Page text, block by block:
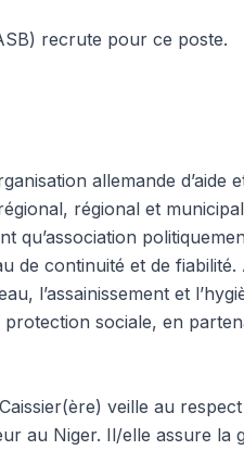
recrute pour ce poste.
allemande d’aide
régional et municipal
qu’association
de continuité et de
l’assainissement et
sociale, en
veille au
au Niger. Il/elle assure la